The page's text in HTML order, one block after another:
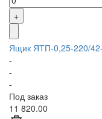
Ящик ЯТП-0,25-220/
-
-
-
Под заказ
11 820.00